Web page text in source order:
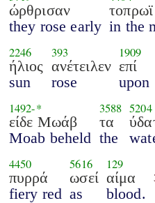
ώρθρισαν
they rose early
τοπρωϊ
in the
2246
ήλιος
sun
393
ανέτειλεν
rose
1909
επί
upon
1492-*
είδε Μωάβ
Moab beheld
3588
τα
the
5204
4450
πυρρά
fiery red
5616
ωσεί
as
129
αίμα
blood.